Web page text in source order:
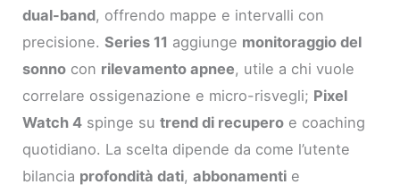
dual-band, offrendo mappe e intervalli con
precisione.Series 11 aggiunge monitoraggio del
sonno con rilevamento apnee, utile a chi vuole
correlare ossigenazione e micro-risvegli; Pixel
Watch 4 spinge sutrend di recupero e coaching
quotidiano. La scelta dipende da come l’utente
bilancia profondità dati,abbonamenti e